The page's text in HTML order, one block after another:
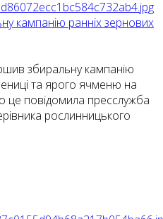
кампанію ранніх зернових
збиральну кампанію
та ярого ячменю на
це повідомила пресслужба
рослинницького